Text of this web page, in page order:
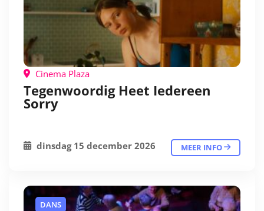
Cinema Plaza
Tegenwoordig Heet Iedereen
Sorry
dinsdag 15 december 2026 MEER INFO
DANS